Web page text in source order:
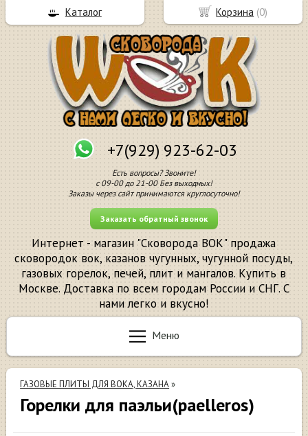
+7(929) 923-62-03
Есть вопросы? Звоните!
с 09-00 до 21-00 Без выходных!
Заказы через сайт принимаются круглосуточно!
Заказать обратный звонок
Интернет - магазин "Сковорода ВОК" продажа
сковородок вок, казанов чугунных, чугунной посуды,
газовых горелок, печей, плит и мангалов. Купить в
Москве. Доставка по всем городам России и СНГ. С
нами легко и вкусно!
Меню
ГАЗОВЫЕ ПЛИТЫ ДЛЯ ВОКА, КАЗАНА»
Горелки для паэльи(paelleros)
Корзина (0)
Каталог